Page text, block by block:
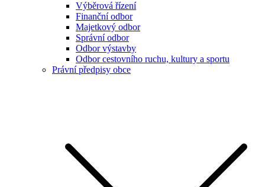
Výběrová řízení
Finanční odbor
Majetkový odbor
Správní odbor
Odbor výstavby
Odbor cestovního ruchu, kultury a sportu
Právní předpisy obce